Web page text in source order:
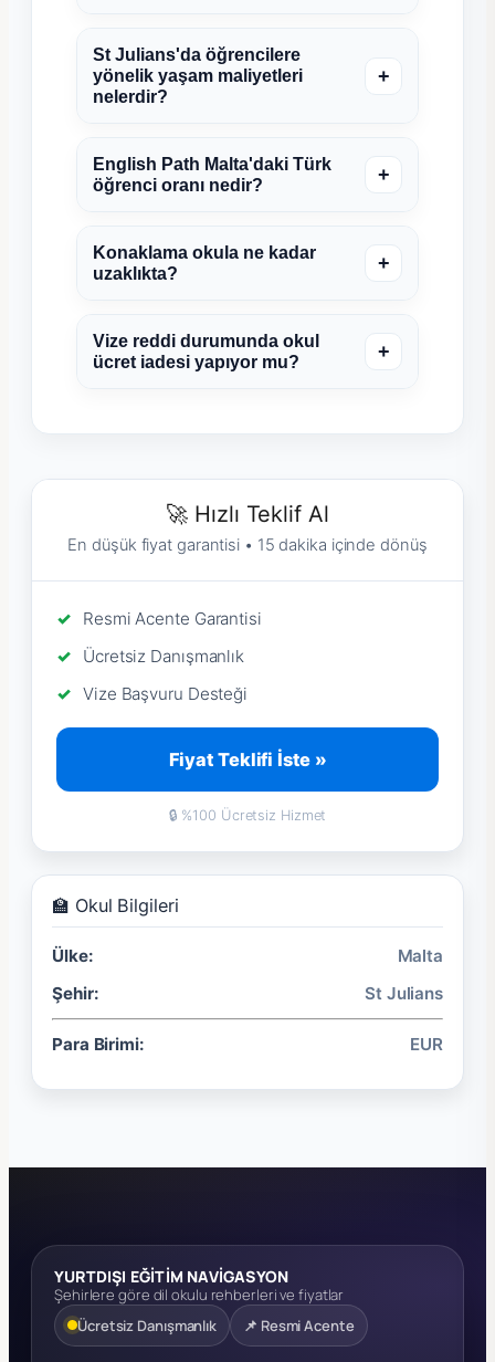
St Julians'da öğrencilere
yönelik yaşam maliyetleri
nelerdir?
+
English Path Malta'daki Türk
öğrenci oranı nedir?
+
Konaklama okula ne kadar
uzaklıkta?
+
Vize reddi durumunda okul
ücret iadesi yapıyor mu?
+
🚀 Hızlı Teklif Al
En düşük fiyat garantisi • 15 dakika içinde dönüş
Resmi Acente Garantisi
Ücretsiz Danışmanlık
Vize Başvuru Desteği
Fiyat Teklifi İste »
🔒 %100 Ücretsiz Hizmet
🏫 Okul Bilgileri
Ülke:
Malta
Şehir:
St Julians
Para Birimi: EUR
YURTDIŞI EĞİTİM NAVİGASYON
Şehirlere göre dil okulu rehberleri ve fiyatlar
Ücretsiz Danışmanlık
📌 Resmi Acente